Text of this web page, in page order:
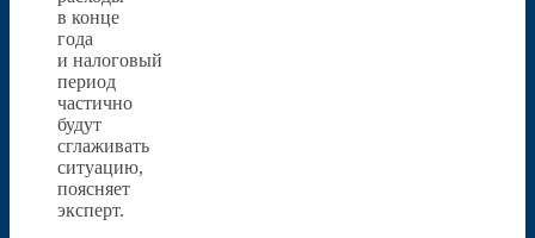
в конце
года
и налоговый
период
частично
будут
сглаживать
ситуацию,
поясняет
эксперт.